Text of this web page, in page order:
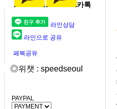
카톡
라인상담
라인으로 공유
페북공유
◎위챗 : speedseoul
PAYPAL